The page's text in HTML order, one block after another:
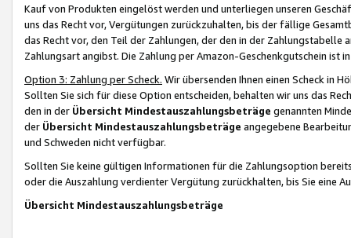
Kauf von Produkten eingelöst werden und unterliegen unseren
uns das Recht vor, Vergütungen zurückzuhalten, bis der fällige
das Recht vor, den Teil der Zahlungen, der den in der
Zahlungsart angibst. Die Zahlung per Amazon-Geschenkgutschein ist
Option 3: Zahlung per Scheck. Wir übersenden Ihnen einen Scheck in
Sollten Sie sich für diese Option entscheiden, behalten wir uns das
den in der Übersicht Mindestauszahlungsbeträge genannten
der Übersicht Mindestauszahlungsbeträge angegebene
und Schweden nicht verfügbar.
Sollten Sie keine gültigen Informationen für die Zahlungsoption
oder die Auszahlung verdienter Vergütung zurückhalten, bis Sie
Übersicht Mindestauszahlungsbeträge